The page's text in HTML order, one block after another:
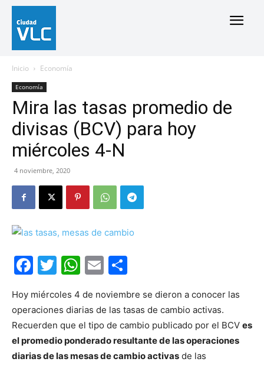
Inicio Economía
Economía
Mira las tasas promedio de
divisas (BCV) para hoy
miércoles 4-N
4 noviembre, 2020
Facebook
Twitter
WhatsApp
Email
Hoy miércoles 4 de noviembre se dieron a conocer las
operaciones diarias de las tasas de cambio activas.
Recuerden que el tipo de cambio publicado por el BCV es
el promedio ponderado resultante de las operaciones
diarias de las mesas de cambio activas de las